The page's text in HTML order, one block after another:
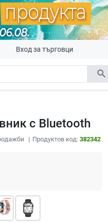
search
Вход за търговци
с Bluetooth
Продуктов код: 382342